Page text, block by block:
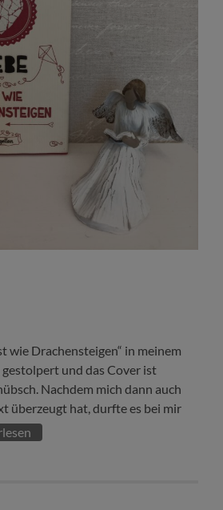
wie Drachensteigen“ in meinem
und das Cover ist
Nachdem mich dann auch
überzeugt hat, durfte es bei mir